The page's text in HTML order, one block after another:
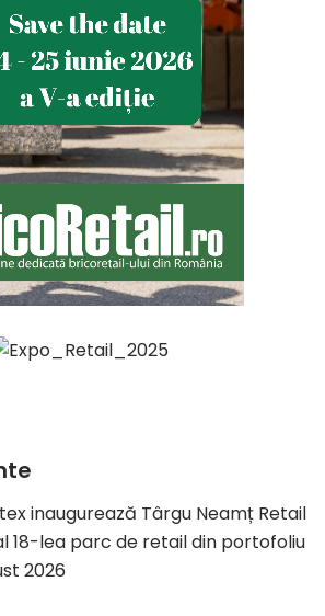
inaugurează Târgu Neamț Retail
18-lea parc de retail din portofoliu
2026